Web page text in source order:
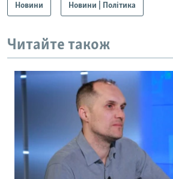
Новини Новини | Політика
Читайте також